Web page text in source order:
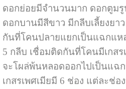
ดอกย่อยมีจำนวนมาก ดอกตูมรู
ดอกบานมีสีขาว มีกลีบเลี้ยงยา
กันที่โคนปลายแยกเป็นแฉกแ
5 กลีบ เชื่อมติดกันที่โคนมีเกส
จะโผล่พ้นหลอดออกไปเป็นแฉ
เกสรเพศเมียมี 6 ช่อง แต่ละช่อ